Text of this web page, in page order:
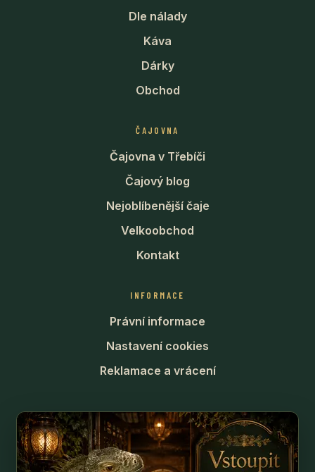
Dle nálady
Káva
Dárky
Obchod
ČAJOVNA
Čajovna v Třebíči
Čajový blog
Nejoblíbenější čaje
Velkoobchod
Kontakt
INFORMACE
Právní informace
Nastavení cookies
Reklamace a vrácení